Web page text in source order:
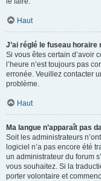
Haut
J’ai réglé le fuseau horaire
Si vous êtes certain d’avoir
l’heure n’est toujours pas
erronée. Veuillez contacter
problème.
Haut
Ma langue n’apparaît pas
Soit les administrateurs
logiciel n’a pas encore été
un administrateur du forum
vous souhaitez. Si la
porter volontaire et